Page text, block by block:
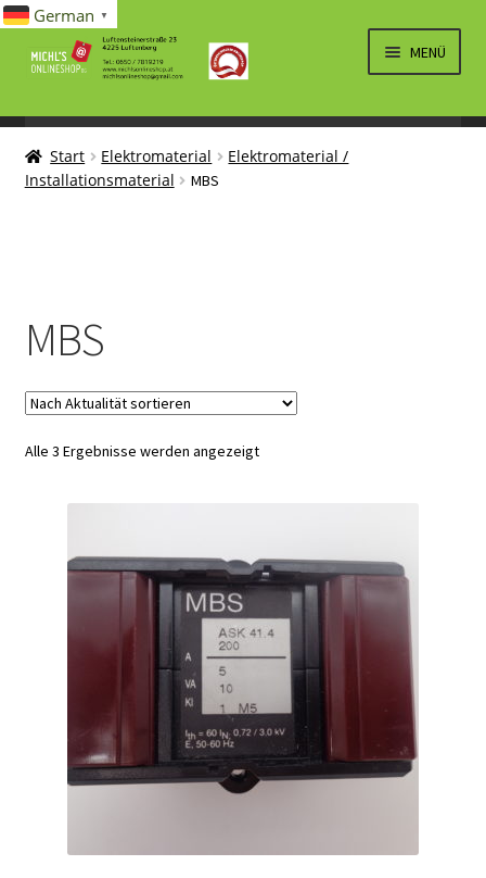
Navigation
Inhalt
MENÜ
SPIELWAREN/BAUSÄTZE
ÖFFNEN
ELEKTRO
Start Elektromaterial
Elektromaterial /
Installationsmaterial
MBS
MBS
Alle 3 Ergebnisse werden angezeigtNach
German ▼